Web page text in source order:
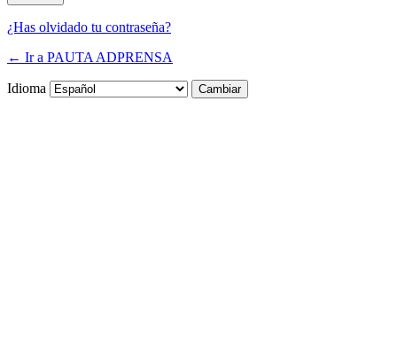
¿Has olvidado tu contraseña?
← Ir a PAUTA ADPRENSA
Idioma